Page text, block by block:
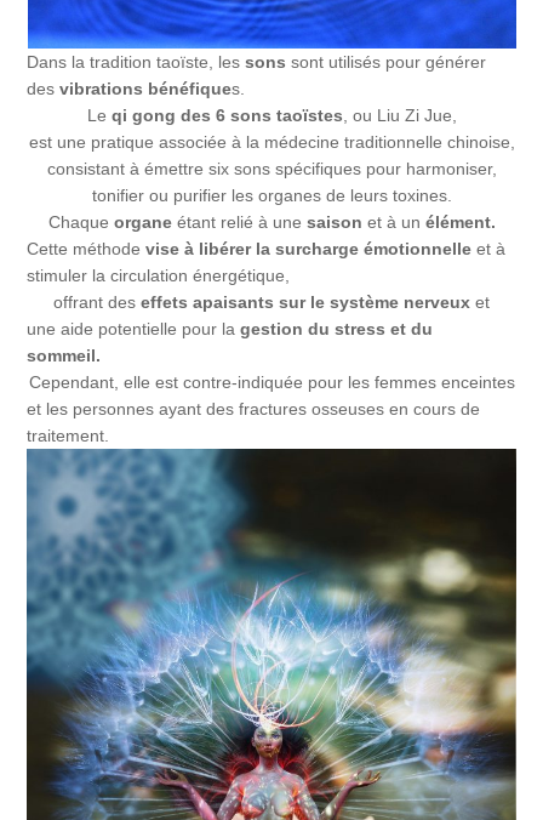
Dans la tradition taoïste, lessons sont utilisés pour générer
desvibrations bénéfiques.
Le qi gong des 6 sons taoïstes , ou Liu Zi Jue,
est une pratique associée à la médecine traditionnelle chinoise,
consistant à émettre six sons spécifiques pour harmoniser,
tonifier ou purifier les organes de leurs toxines.
Chaque organeétant relié à une saison et à un élément.
Cette méthode vise à libérer la surcharge émotionnelleet à
stimuler la circulation énergétique,
offrant des effets apaisants sur le système nerveux et
une aide potentielle pour lagestion du stress et du
sommeil.
Cependant, elle est contre-indiquée pour les femmes enceintes
et les personnes ayant des fractures osseuses en cours de
traitement.